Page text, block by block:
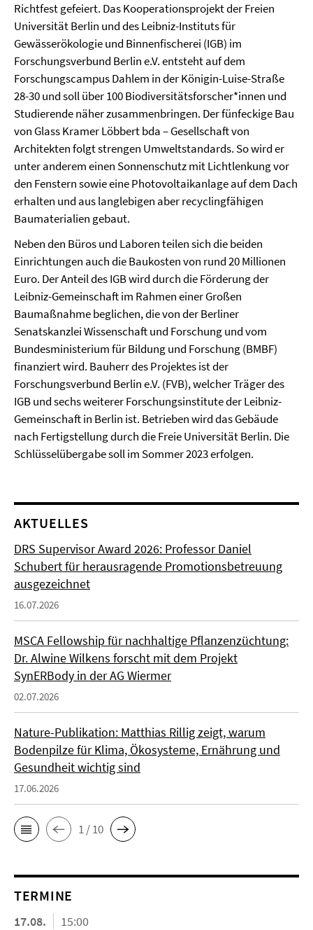
Richtfest gefeiert. Das Kooperationsprojekt der Freien
Universität Berlin und des Leibniz-Instituts für
Gewässerökologie und Binnenfischerei (IGB) im
Forschungsverbund Berlin e.V. entsteht auf dem
Forschungscampus Dahlem in der Königin-Luise-Straße
28-30 und soll über 100 Biodiversitätsforscher*innen und
Studierende näher zusammenbringen. Der fünfeckige Bau
von Glass Kramer Löbbert bda – Gesellschaft von
Architekten folgt strengen Umweltstandards. So wird er
unter anderem einen Sonnenschutz mit Lichtlenkung vor
den Fenstern sowie eine Photovoltaikanlage auf dem Dach
erhalten und aus langlebigen aber recyclingfähigen
Baumaterialien gebaut.
Neben den Büros und Laboren teilen sich die beiden
Einrichtungen auch die Baukosten von rund 20 Millionen
Euro. Der Anteil des IGB wird durch die Förderung der
Leibniz-Gemeinschaft im Rahmen einer Großen
Baumaßnahme beglichen, die von der Berliner
Senatskanzlei Wissenschaft und Forschung und vom
Bundesministerium für Bildung und Forschung (BMBF)
finanziert wird. Bauherr des Projektes ist der
Forschungsverbund Berlin e.V. (FVB), welcher Träger des
IGB und sechs weiterer Forschungsinstitute der Leibniz-
Gemeinschaft in Berlin ist. Betrieben wird das Gebäude
nach Fertigstellung durch die Freie Universität Berlin. Die
Schlüsselübergabe soll im Sommer 2023 erfolgen.
AKTUELLES
DRS Supervisor Award 2026: Professor Daniel
Schubert für herausragende Promotionsbetreuung
ausgezeichnet
16.07.2026
MSCA Fellowship für nachhaltige Pflanzenzüchtung:
Dr. Alwine Wilkens forscht mit dem Projekt
SynERBody in der AG Wiermer
02.07.2026
Nature-Publikation: Matthias Rillig zeigt, warum
Bodenpilze für Klima, Ökosysteme, Ernährung und
Gesundheit wichtig sind
17.06.2026
1 / 10
TERMINE
17.08.
15:00